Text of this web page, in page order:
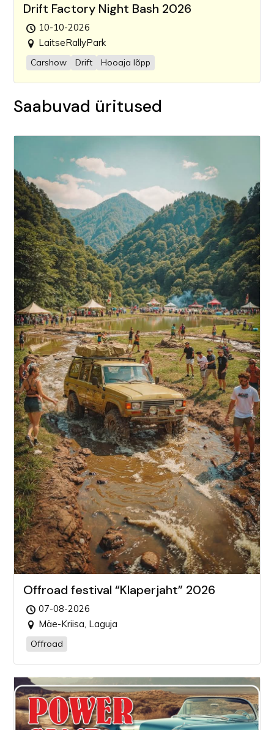
Drift Factory Night Bash 2026
10-10-2026
LaitseRallyPark
Carshow Drift Hooaja lõpp
Saabuvad üritused
Offroad festival “Klaperjaht” 2026
07-08-2026
Mäe-Kriisa, Laguja
Offroad